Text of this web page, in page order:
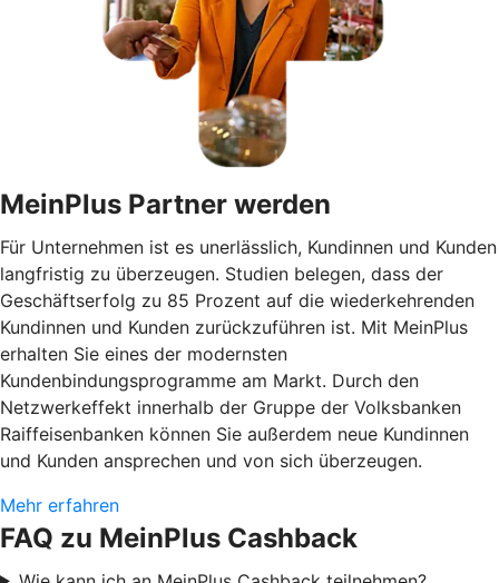
MeinPlus Partner werden
Für Unternehmen ist es unerlässlich, Kundinnen und Kunden
langfristig zu überzeugen. Studien belegen, dass der
Geschäftserfolg zu 85 Prozent auf die wiederkehrenden
Kundinnen und Kunden zurückzuführen ist. Mit MeinPlus
erhalten Sie eines der modernsten
Kundenbindungsprogramme am Markt. Durch den
Netzwerkeffekt innerhalb der Gruppe der Volksbanken
Raiffeisenbanken können Sie außerdem neue Kundinnen
und Kunden ansprechen und von sich überzeugen.
Mehr erfahren
FAQ zu MeinPlus Cashback